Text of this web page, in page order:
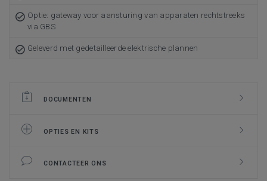
Optie: gateway voor aansturing van apparaten rechtstreeks
via GBS
Geleverd met gedetailleerde elektrische plannen
DOCUMENTEN
OPTIES EN KITS
CONTACTEER ONS